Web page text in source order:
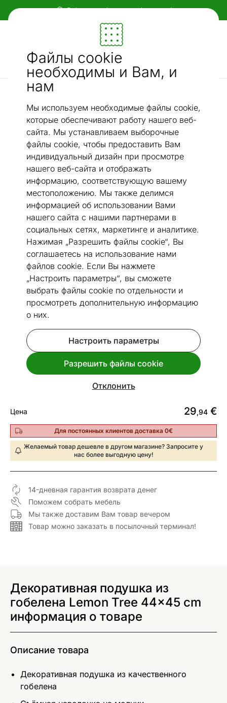
Файлы cookie
необходимы и Вам, и
нам
Мы используем необходимые файлы cookie,
которые обеспечивают работу нашего веб-
сайта. Мы устанавливаем выборочные
файлы cookie, чтобы предоставить Вам
индивидуальный дизайн при просмотре
нашего веб-сайта и отображать
информацию, соответствующую вашему
местоположению. Мы также делимся
информацией об использовании Вами
нашего сайта с нашими партнерами в
социальных сетях, маркетинге и аналитике.
Нажимая „Разрешить файлы cookie“, Вы
соглашаетесь на использование нами
файлов cookie. Если Вы нажмете
„Настроить параметры“, вы сможете
выбрать файлы cookie по отдельности и
просмотреть дополнительную информацию
о них.
Настроить параметры
Разрешить файлы cookie
Отклонить
Гибкие и удобные способы оплаты!
Мебель и убранство - ON24
Ищи...
Декоративная подушка из гобелена Lemon Tree 44x45
Посмотреть похожие
Декоративная подушка из
гобелена Lemon Tree 44x45 cm
Код 86701
Срок доставки между 19.08 - 26.08
Цена 29,94 €
Для постоянных клиентов доставка 0€
Желаемый товар дешевле в другом магазине? Запросите у
нас более выгодную цену!
14-дневная гарантия возврата денег
Поможем собрать мебель
Мы также доставим Вам товар вечером
Товар можно заказать в посылочный терминал!
Декоративная подушка из
гобелена Lemon Tree 44x45 cm
информация о товаре
Описание товара
Декоративная подушка из качественного
гобелена